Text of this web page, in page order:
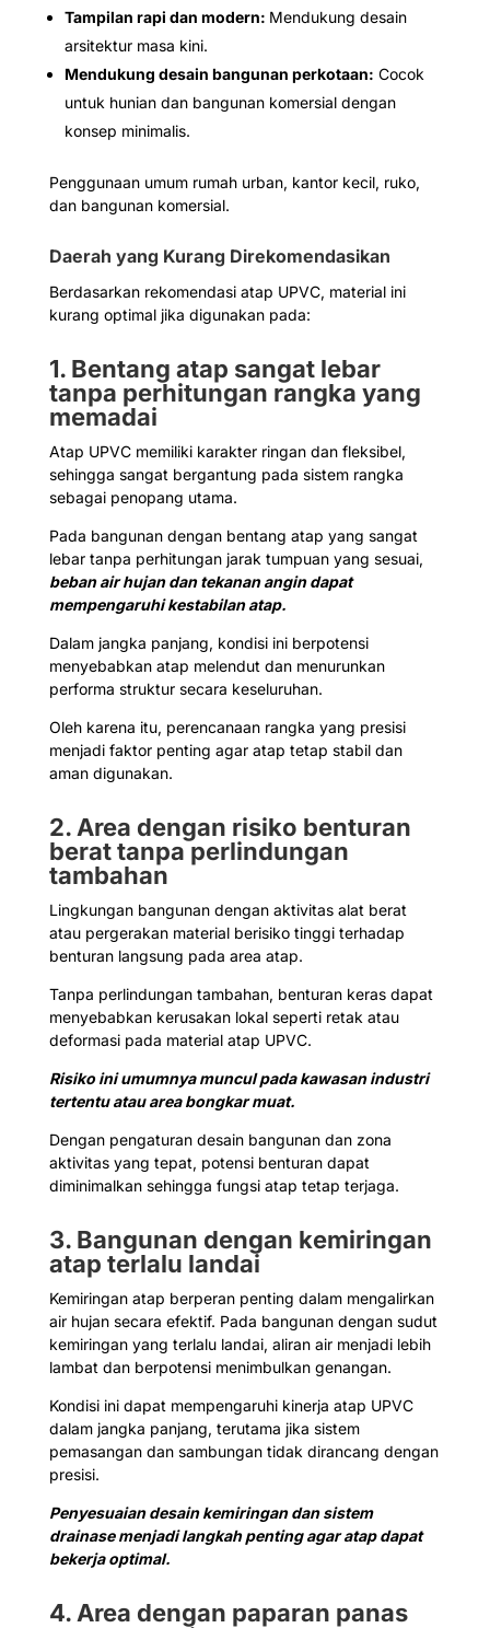
Tampilan rapi dan modern: Mendukung desain
arsitektur masa kini.
Mendukung desain bangunan perkotaan: Cocok
untuk hunian dan bangunan komersial dengan
konsep minimalis.
Penggunaan umum rumah urban, kantor kecil, ruko,
dan bangunan komersial.
Daerah yang Kurang Direkomendasikan
Berdasarkan rekomendasi atap UPVC, material ini
kurang optimal jika digunakan pada:
1. Bentang atap sangat lebar
tanpa perhitungan rangka yang
memadai
Atap UPVC memiliki karakter ringan dan fleksibel,
sehingga sangat bergantung pada sistem rangka
sebagai penopang utama.
Pada bangunan dengan bentang atap yang sangat
lebar tanpa perhitungan jarak tumpuan yang sesuai,
beban air hujan dan tekanan angin dapat
mempengaruhi kestabilan atap.
Dalam jangka panjang, kondisi ini berpotensi
menyebabkan atap melendut dan menurunkan
performa struktur secara keseluruhan.
Oleh karena itu, perencanaan rangka yang presisi
menjadi faktor penting agar atap tetap stabil dan
aman digunakan.
2. Area dengan risiko benturan
berat tanpa perlindungan
tambahan
Lingkungan bangunan dengan aktivitas alat berat
atau pergerakan material berisiko tinggi terhadap
benturan langsung pada area atap.
Tanpa perlindungan tambahan, benturan keras dapat
menyebabkan kerusakan lokal seperti retak atau
deformasi pada material atap UPVC.
Risiko ini umumnya muncul pada kawasan industri
tertentu atau area bongkar muat.
Dengan pengaturan desain bangunan dan zona
aktivitas yang tepat, potensi benturan dapat
diminimalkan sehingga fungsi atap tetap terjaga.
3. Bangunan dengan kemiringan
atap terlalu landai
Kemiringan atap berperan penting dalam mengalirkan
air hujan secara efektif. Pada bangunan dengan sudut
kemiringan yang terlalu landai, aliran air menjadi lebih
lambat dan berpotensi menimbulkan genangan.
Kondisi ini dapat mempengaruhi kinerja atap UPVC
dalam jangka panjang, terutama jika sistem
pemasangan dan sambungan tidak dirancang dengan
presisi.
Penyesuaian desain kemiringan dan sistem
drainase menjadi langkah penting agar atap dapat
bekerja optimal.
4. Area dengan paparan panas